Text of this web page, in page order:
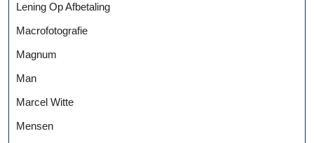
Lening Op Afbetaling
Macrofotografie
Magnum
Man
Marcel Witte
Mensen